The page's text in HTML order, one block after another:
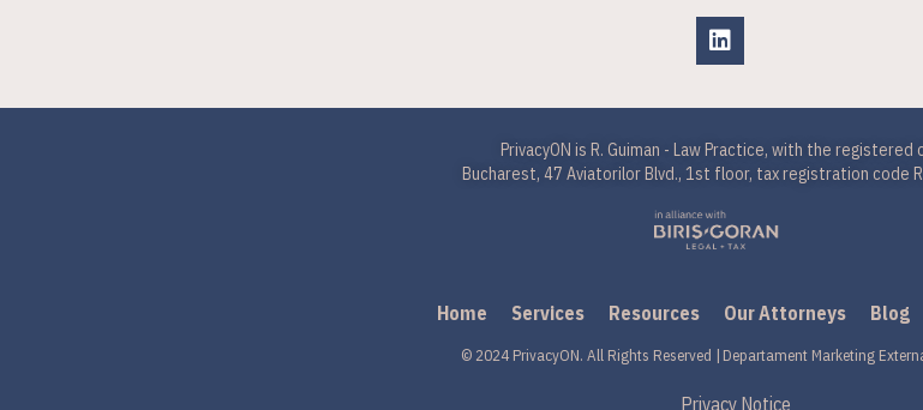
PrivacyON is R. Guiman - Law Practice, with the registered
Bucharest, 47 Aviatorilor Blvd., 1st floor, tax registration code
Home Services Resources Our Attorneys Blog
© 2024 PrivacyON. All Rights Reserved | Departament Marketing
Privacy Notice